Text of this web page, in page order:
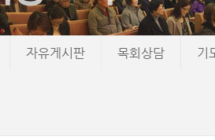
자유게시판 목회상담 기